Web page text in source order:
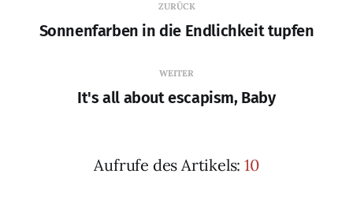
ZURÜCK
Sonnenfarben in die Endlichkeit tupfen
WEITER
It's all about escapism, Baby
Aufrufe des Artikels: 10